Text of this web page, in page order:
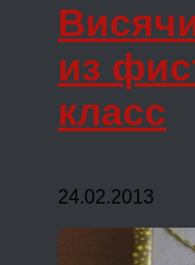
из
класс
24.02.2013